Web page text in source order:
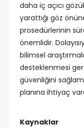
daha iç açıcı
yarattığı göz
prosedürlerinin
önemlidir.
bilimsel
desteklenmesi
güvenliğini
planına ihtiyaç
Kaynaklar